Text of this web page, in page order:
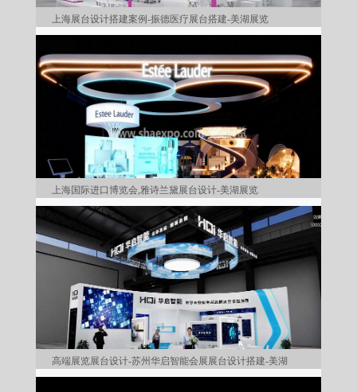
上海展台设计搭建案例-振德医疗展台搭建-美湖展览
上海国际进口博览会,雅诗兰黛展台设计-美湖展览
高端展览展台设计-苏州华启智能会展展台设计搭建-美湖